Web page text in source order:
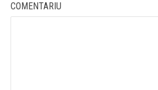
COMENTARIU